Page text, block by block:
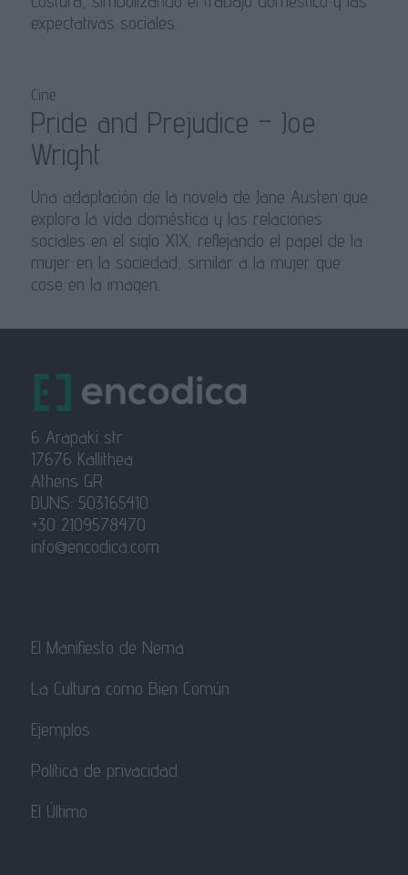
expectativas sociales.
Cine
Pride and Prejudice – Joe
Wright
Una adaptación de la novela de Jane Austen que
explora la vida doméstica y las relaciones
sociales en el siglo XIX, reflejando el papel de la
mujer en la sociedad, similar a la mujer que
cose en la imagen.
6 Arapaki str
17676 Kallithea
Athens GR
DUNS: 503165410
+30 2109578470
info@encodica.com
El Manifiesto de Nema
La Cultura como Bien Común
Ejemplos
Política de privacidad
El Último